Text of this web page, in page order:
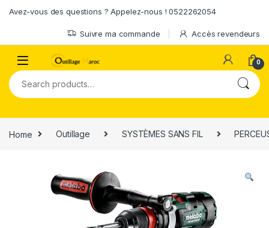
Avez-vous des questions ? Appelez-nous ! 0522262054
Suivre ma commande Accès revendeurs
0
Search for:
Home Outillage SYSTÈMES SANS FIL